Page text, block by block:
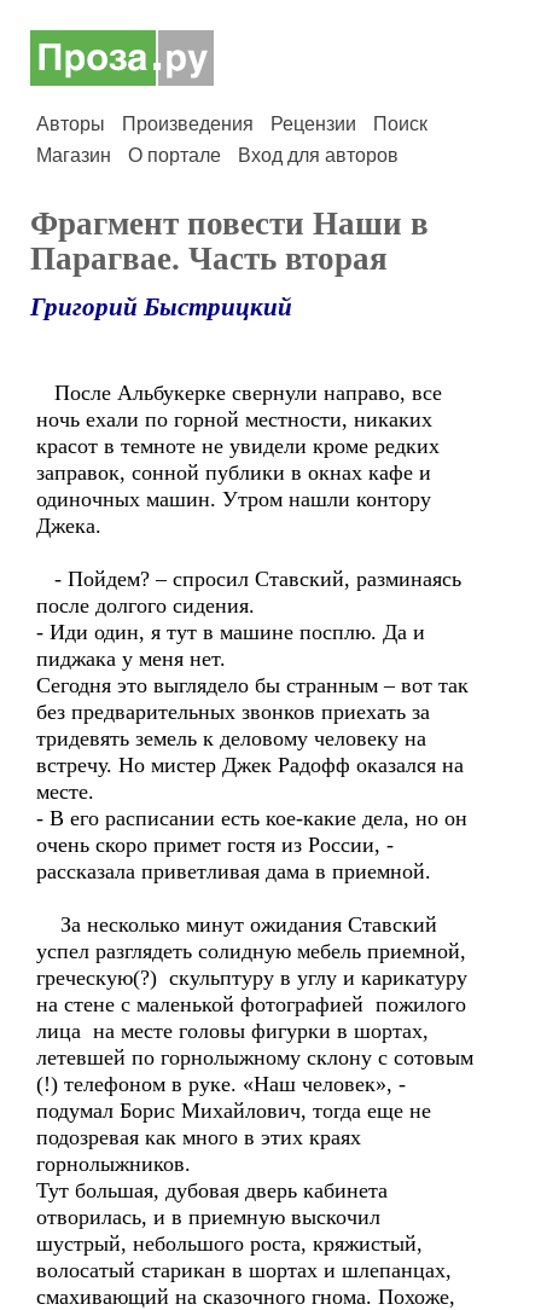
Авторы Произведения Рецензии
Поиск
Магазин
О портале Вход для авторов
Фрагмент повести Наши в
Парагвае. Часть вторая
Григорий Быстрицкий
После Альбукерке свернули направо, все
ночь ехали по горной местности, никаких
красот в темноте не увидели кроме редких
заправок, сонной публики в окнах кафе и
одиночных машин. Утром нашли контору
Джека.
- Пойдем? – спросил Ставский, разминаясь
после долгого сидения.
- Иди один, я тут в машине посплю. Да и
пиджака у меня нет.
Сегодня это выглядело бы странным – вот так
без предварительных звонков приехать за
тридевять земель к деловому человеку на
встречу. Но мистер Джек Радофф оказался на
месте.
- В его расписании есть кое-какие дела, но он
очень скоро примет гостя из России, -
рассказала приветливая дама в приемной.
За несколько минут ожидания Ставский
успел разглядеть солидную мебель приемной,
греческую(?) скульптуру в углу и карикатуру
на стене с маленькой фотографией пожилого
лица на месте головы фигурки в шортах,
летевшей по горнолыжному склону с сотовым
(!) телефоном в руке. «Наш человек», -
подумал Борис Михайлович, тогда еще не
подозревая как много в этих краях
горнолыжников.
Тут большая, дубовая дверь кабинета
отворилась, и в приемную выскочил
шустрый, небольшого роста, кряжистый,
волосатый старикан в шортах и шлепанцах,
смахивающий на сказочного гнома. Похоже,